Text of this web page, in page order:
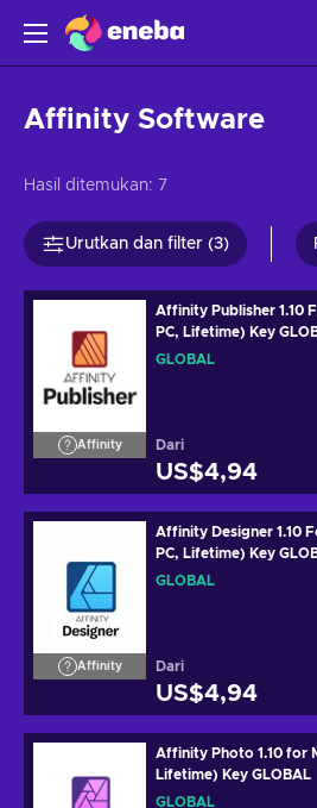
Affinity Software
Hasil ditemukan: 7
Urutkan dan filter (3)
Affinity
Affinity Publisher 1.10
PC, Lifetime) Key
GLOBAL
Dari
US$4,94
Affinity
Affinity Designer 1.10
PC, Lifetime) Key
GLOBAL
Dari
US$4,94
Affinity Photo 1.10 for
Lifetime) Key GLOBAL
GLOBAL